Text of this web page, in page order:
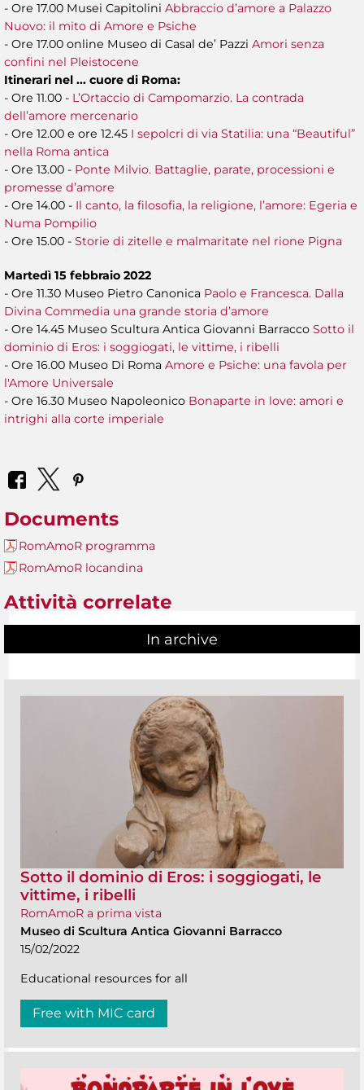
- Ore 17.00 Musei Capitolini Abbraccio d’amore a Palazzo
Nuovo: il mito di Amore e Psiche
- Ore 17.00 online Museo di Casal de’ Pazzi Amori senza
confini nel Pleistocene
Itinerari nel ... cuore di Roma:
- Ore 11.00 - L’Ortaccio di Campomarzio. La contrada
dell’amore mercenario
- Ore 12.00 e ore 12.45 I sepolcri di via Statilia: una “Beautiful”
nella Roma antica
- Ore 13.00 - Ponte Milvio. Battaglie, parate, processioni e
promesse d’amore
- Ore 14.00 - Il canto, la filosofia, la religione, l’amore: Egeria e
Numa Pompilio
- Ore 15.00 - Storie di zitelle e malmaritate nel rione Pigna
Martedì 15 febbraio 2022
- Ore 11.30 Museo Pietro Canonica Paolo e Francesca. Dalla
Divina Commedia una grande storia d’amore
- Ore 14.45 Museo Scultura Antica Giovanni Barracco Sotto il
dominio di Eros: i soggiogati, le vittime, i ribelli
- Ore 16.00 Museo Di Roma Amore e Psiche: una favola per
l'Amore Universale
- Ore 16.30 Museo Napoleonico Bonaparte in love: amori e
intrighi alla corte imperiale
Documents
RomAmoR programma
RomAmoR locandina
Attività correlate
In archive
Sotto il dominio di Eros: i soggiogati, le
vittime, i ribelli
RomAmoR a prima vista
Museo di Scultura Antica Giovanni Barracco
15/02/2022
Educational resources for all
Free with MIC card